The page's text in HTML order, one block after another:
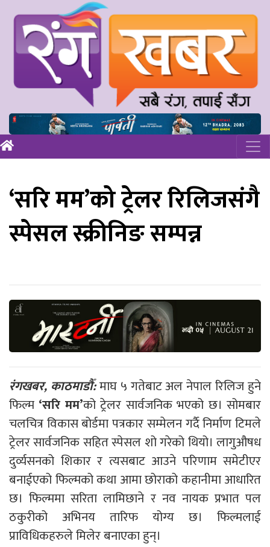
‘सरि मम’को ट्रेलर रिलिजसंगै
स्पेसल स्क्रीनिङ सम्पन्न
रंगखबर, काठमाडौँ:माघ ५ गतेबाट अल नेपाल रिलिज हुने
फिल्म ‘सरि मम’को ट्रेलर सार्वजनिक भएको छ। सोमबार
चलचित्र विकास बोर्डमा पत्रकार सम्मेलन गर्दै निर्माण टिमले
ट्रेलर सार्वजनिक सहित स्पेसल शो गरेको थियो। लागुऔषध
दुर्व्यसनको शिकार र त्यसबाट आउने परिणाम समेटीएर
बनाईएको फिल्मको कथा आमा छोराको कहानीमा आधारित
छ। फिल्ममा सरिता लामिछाने र नव नायक प्रभात पल
ठकुरीको अभिनय तारिफ योग्य छ। फिल्मलाई
प्राविधिकहरुले मिलेर बनाएका हुन्।